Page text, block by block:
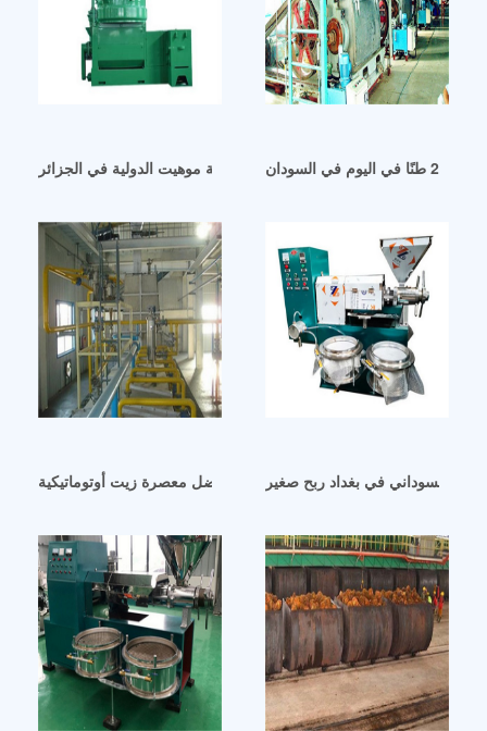
آلة طرد الزيت من إنتاج شركة موهيت الدولية في الجزائر
عملاء مصر يجهزون أفضل معصرة زيت أوتوماتيكيةالسوداني في بغداد ربح صغير